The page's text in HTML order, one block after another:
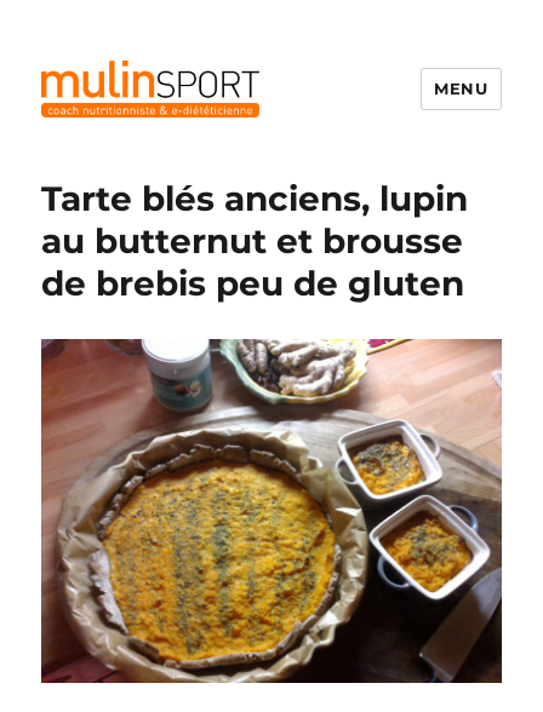
MENU
Tarte blés anciens, lupin
au butternut et brousse
de brebis peu de gluten